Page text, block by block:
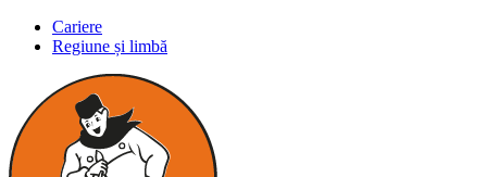
Cariere
Regiune și limbă